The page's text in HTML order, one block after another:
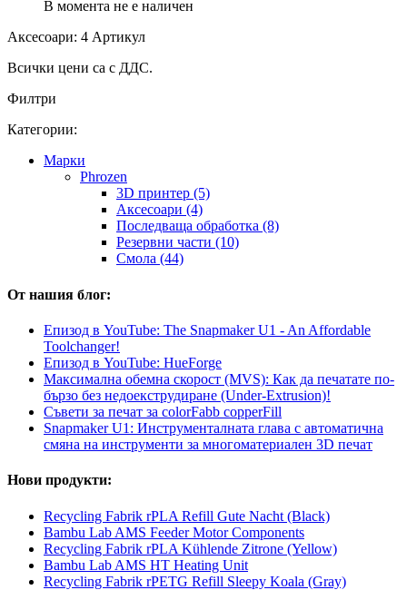
В момента не е наличен
Аксесоари: 4 Артикул
Всички цени са с ДДС.
Филтри
Категории:
Mарки
Phrozen
3D принтер (5)
Аксесоари (4)
Последваща обработка (8)
Резервни части (10)
Смола (44)
От нашия блог:
Епизод в YouTube: The Snapmaker U1 - An Affordable
Toolchanger!
Епизод в YouTube: HueForge
Максимална обемна скорост (MVS): Как да печатате по-
бързо без недоекструдиране (Under-Extrusion)!
Съвети за печат за colorFabb copperFill
Snapmaker U1: Инструменталната глава с автоматична
смяна на инструменти за многоматериален 3D печат
Нови продукти:
Recycling Fabrik rPLA Refill Gute Nacht (Black)
Bambu Lab AMS Feeder Motor Components
Recycling Fabrik rPLA Kühlende Zitrone (Yellow)
Bambu Lab AMS HT Heating Unit
Recycling Fabrik rPETG Refill Sleepy Koala (Gray)